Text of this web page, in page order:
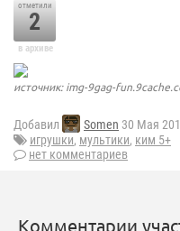
отметили
2
в архиве
источник: img-9gag-
Добавил Somen 30 Мая
игрушки, мультики, ким 5+
нет комментариев
Комментарии